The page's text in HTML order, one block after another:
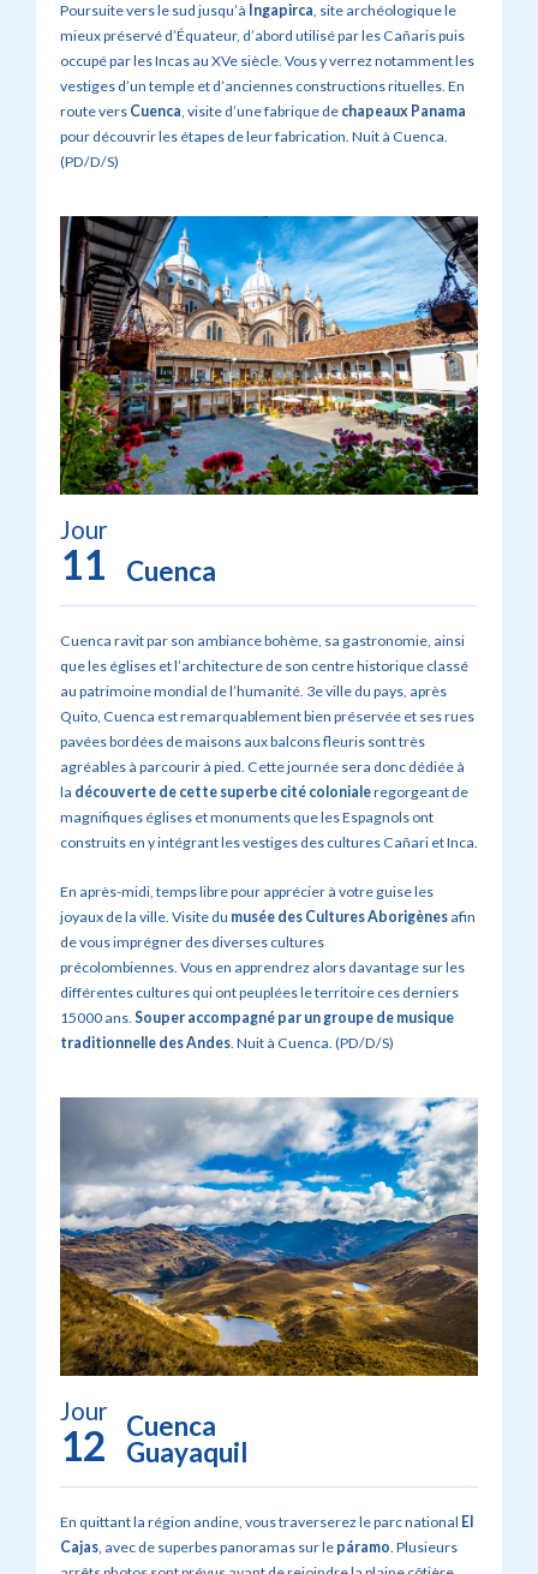
Poursuite vers le sud jusqu’à Ingapirca, site archéologique le
mieux préservé d’Équateur, d’abord utilisé par les Cañaris puis
occupé par les Incas au XVe siècle. Vous y verrez notamment les
vestiges d’un temple et d’anciennes constructions rituelles. En
route vers Cuenca, visite d’une fabrique de chapeaux Panama
pour découvrir les étapes de leur fabrication. Nuit à Cuenca.
(PD/D/S)
Jour
11 Cuenca
Cuenca ravit par son ambiance bohème, sa gastronomie, ainsi
que les églises et l’architecture de son centre historique classé
au patrimoine mondial de l’humanité. 3e ville du pays, après
Quito, Cuenca est remarquablement bien préservée et ses rues
pavées bordées de maisons aux balcons fleuris sont très
agréables à parcourir à pied. Cette journée sera donc dédiée à
la découverte de cette superbe cité colonialeregorgeant de
magnifiques églises et monuments que les Espagnols ont
construits en y intégrant les vestiges des cultures Cañari et Inca.
En après-midi, temps libre pour apprécier à votre guise les
joyaux de la ville. Visite du musée des Cultures Aborigènes afin
de vous imprégner des diverses cultures
précolombiennes. Vous en apprendrez alors davantage sur les
différentes cultures qui ont peuplées le territoire ces derniers
15000 ans. Souper accompagné par un groupe de musique
traditionnelle des Andes . Nuit à Cuenca. (PD/D/S)
Jour
12
Cuenca
Guayaquil
En quittant la région andine, vous traverserez le parc national El
Cajas, avec de superbes panoramas sur le páramo. Plusieurs